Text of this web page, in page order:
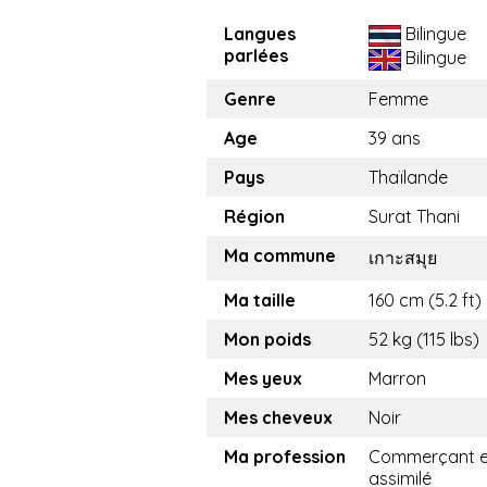
Langues
parlées
Bilingue
Bilingue
Genre
Femme
Age
39 ans
Pays
Thaïlande
Région
Surat Thani
Ma commune
เกาะสมุย
Ma taille
160 cm (5.2 ft)
Mon poids
52 kg (115 lbs)
Mes yeux
Marron
Mes cheveux
Noir
Ma profession
Commerçant
assimilé